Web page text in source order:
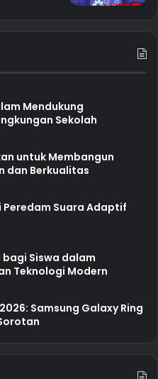
Mendukung
Sekolah
untuk Membangun
dan Berkualitas
Peredam Suara Adaptif
Siswa dalam
Teknologi Modern
Samsung Galaxy Ring